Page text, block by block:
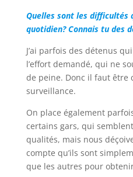
Quelles sont les difficultés
quotidien? Connais tu des
J’ai parfois des détenus
l’effort demandé, qui ne
de peine. Donc il faut être
surveillance.
On place également
certains gars, qui
qualités, mais nous
compte qu’ils sont
que les autres pour